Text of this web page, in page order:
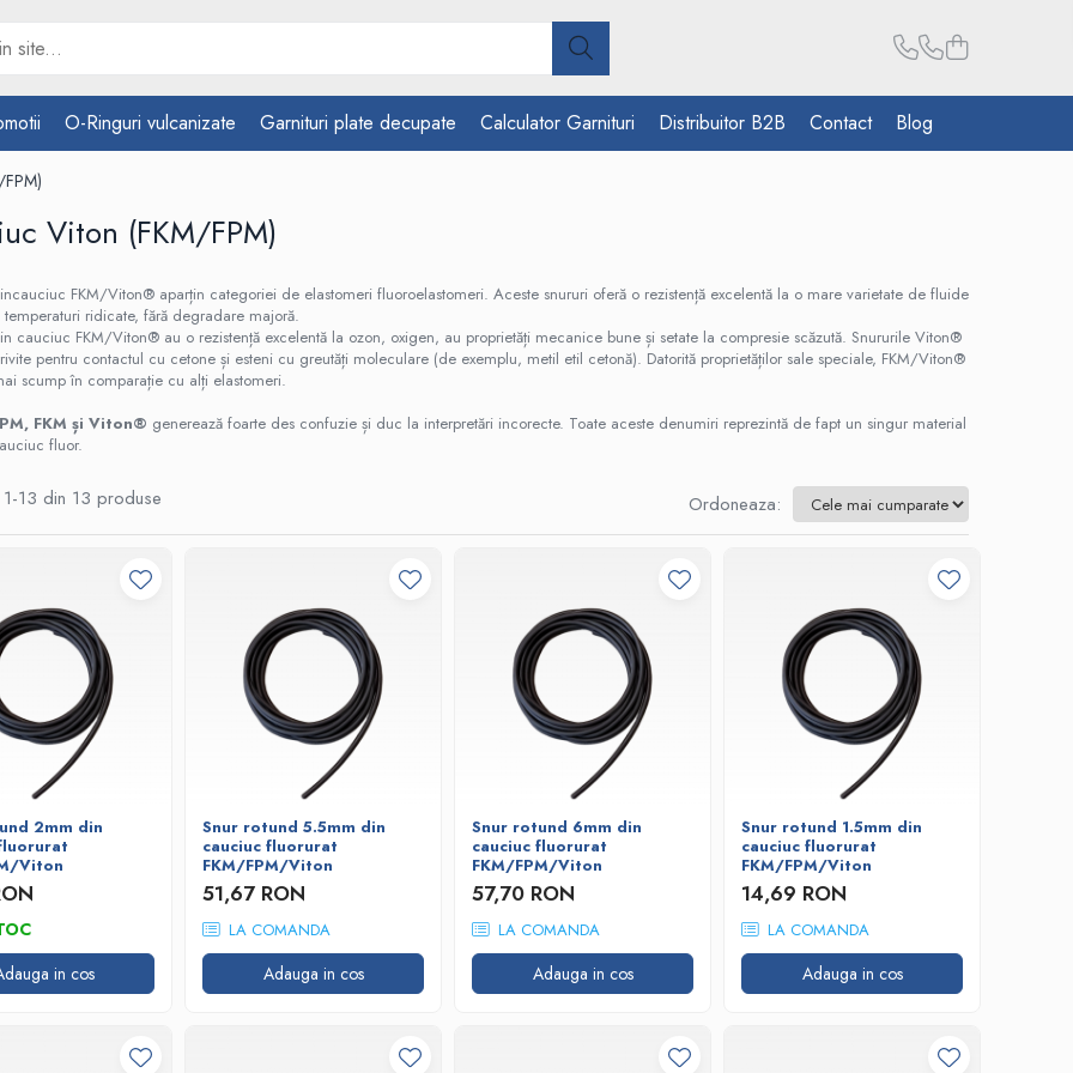
O-Ringuri vulcanizate Garnituri plate decupate Calculator Garnituri Distribuitor B2B Contact Blog
Viton (FKM/FPM)
FKM/Viton® aparțin categoriei de elastomeri fluoroelastomeri. Aceste snururi oferă o rezistență excelentă la o mare varietate de fluide
ridicate, fără degradare majoră.
cauciuc FKM/Viton® au o rezistență excelentă la ozon, oxigen, au proprietăți mecanice bune și setate la compresie scăzută. Snururile Viton®
pentru contactul cu cetone și esteni cu greutăți moleculare (de exemplu, metil etil cetonă). Datorită proprietăților sale speciale, FKM/Viton®
scump în comparație cu alți elastomeri.
FKM și Viton® generează foarte des confuzie și duc la interpretări incorecte. Toate aceste denumiri reprezintă de fapt un singur material
fluor.
1-13 din 13 produse Ordoneaza:
2mm din
Viton
in cos
Snur rotund 5.5mm din
cauciuc fluorurat
FKM/FPM/Viton
51,67 RON
LA COMANDA
Adauga in cos
Snur rotund 6mm din
cauciuc fluorurat
FKM/FPM/Viton
57,70 RON
LA COMANDA
Adauga in cos
Snur rotund 1.5mm din
cauciuc fluorurat
FKM/FPM/Viton
14,69 RON
LA COMANDA
Adauga in cos